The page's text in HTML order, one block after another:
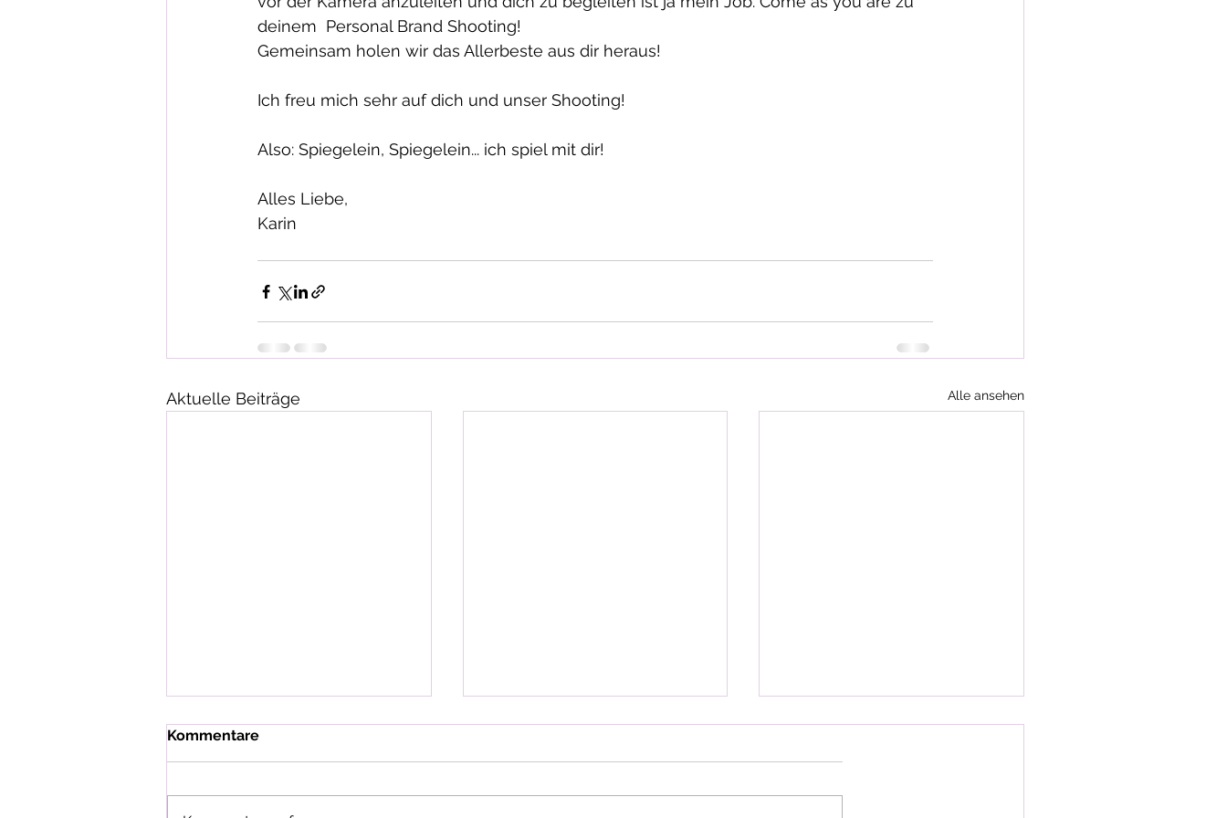
deinem  Personal Brand Shooting!
Gemeinsam holen wir das Allerbeste aus dir heraus!
Ich freu mich sehr auf dich und unser Shooting!
Also: Spiegelein, Spiegelein... ich spiel mit dir!
Alles Liebe,
Karin
Aktuelle Beiträge Alle ansehen
Kommentare